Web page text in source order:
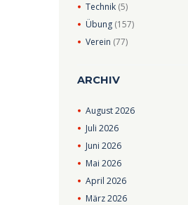
Technik (5)
Übung (157)
Verein (77)
ARCHIV
August2026
Juli2026
Juni2026
Mai2026
April2026
März2026